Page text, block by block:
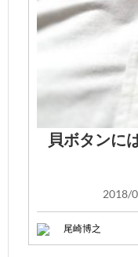
貝ボタンに
2018/
尾崎博之